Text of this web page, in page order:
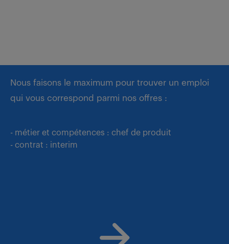
Nous faisons le maximum pour trouver un emploi
qui vous correspond parmi nos offres :
- métier et compétences : chef de produit
- contrat : interim